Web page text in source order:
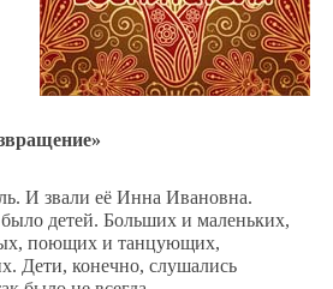
И звали её Инна Ивановна.
детей. Больших и маленьких,
поющих и танцующих,
Дети, конечно, слушались